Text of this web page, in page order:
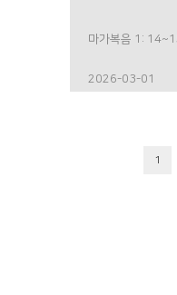
마가복음 1:
2026-03-01
1